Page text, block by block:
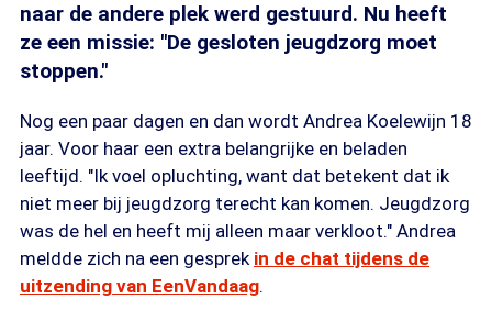
naar de andere plek werd gestuurd. Nu heeft
ze een missie: "De gesloten jeugdzorg moet
stoppen."
Nog een paar dagen en dan wordt Andrea Koelewijn 18
jaar. Voor haar een extra belangrijke en beladen
leeftijd. "Ik voel opluchting, want dat betekent dat ik
niet meer bij jeugdzorg terecht kan komen. Jeugdzorg
was de hel en heeft mij alleen maar verkloot." Andrea
meldde zich na een gesprek in de chat tijdens de
uitzending van EenVandaag.